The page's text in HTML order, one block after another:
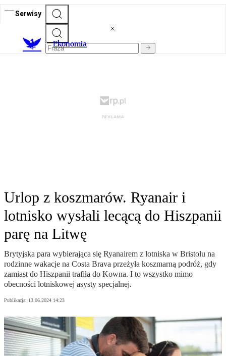
Serwisy
Ekonomia
Urlop z koszmarów. Ryanair i
lotnisko wysłali lecącą do Hiszpanii
parę na Litwę
Brytyjska para wybierająca się Ryanairem z lotniska w Bristolu na
rodzinne wakacje na Costa Brava przeżyła koszmarną podróż, gdy
zamiast do Hiszpanii trafiła do Kowna. I to wszystko mimo
obecności lotniskowej asysty specjalnej.
Publikacja: 13.06.2024 14:23